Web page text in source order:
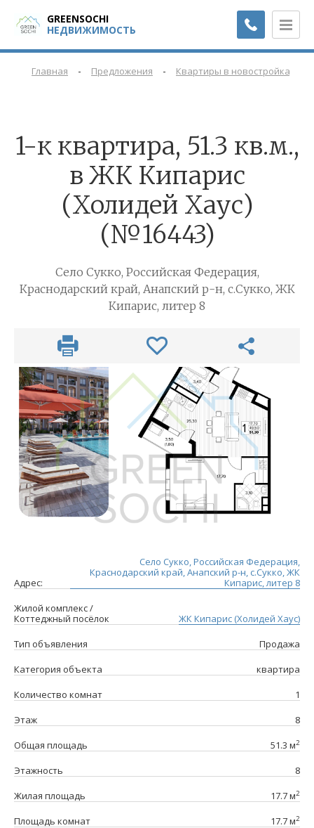
GREENSOCHI
НЕДВИЖИМОСТЬ
Главная - Предложения - Квартиры в новостройках
1-к квартира, 51.3 кв.м.,
в ЖК Кипарис
(Холидей Хаус)
(№16443)
Село Сукко, Российская Федерация,
Краснодарский край, Анапский р-н, с.Сукко, ЖК
Кипарис, литер 8
Адрес:
Село Сукко, Российская Федерация,
Краснодарский край, Анапский р-н, с.Сукко, ЖК
Кипарис, литер 8
Жилой комплекс /
Коттеджный посёлок
ЖК Кипарис (Холидей Хаус)
Тип объявления
Продажа
Категория объекта
квартира
Количество комнат
1
Этаж
8
Общая площадь
51.3 м2
Этажность
8
Жилая площадь
17.7 м2
Площадь комнат 17.7 м2